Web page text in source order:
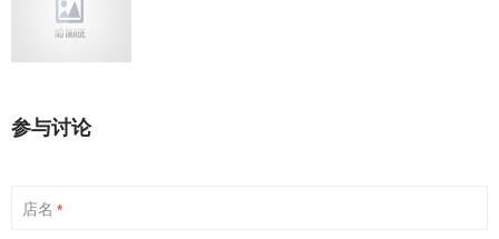
参与讨论
店名 *